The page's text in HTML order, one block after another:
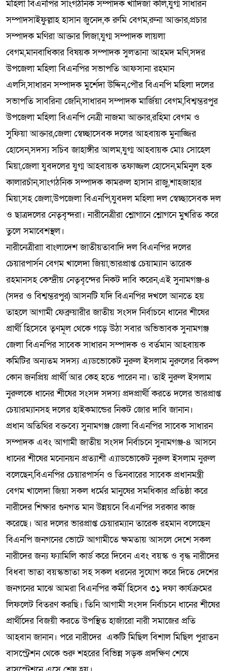
মহিলা বিএনপির সাংগঠনিক সম্পাদক খাদিজা কলি,যুগ্ম সাধারন
সম্পাদসাইফুল্লাহ হাসান জুনেদ,ক রুমি বেগম,রুনা আক্তার,প্রচার
সম্পাদক মণিরা আক্তার লিজা,যুগ্ম সম্পাদক লায়লা
বেগম,মানবাধিকার বিষয়ক সম্পাদক সুলতানা আহমদ মণি,সদর
উপজেলা মহিলা বিএনপির সভাপতি আফসানা রহমান
এলসি,সাধারন সম্পাদক মুর্শেদা উদ্দিন,পৌর বিএনপি মহিলা দলের
সভাপতি সাবরিনা জেনি,সাধারন সম্পাদক মার্জিয়া বেগম,বিশ্বম্ভরপুর
উপজেলা মহিলা বিএনপি নেত্রী নাজমা আক্তার,রহিমা বেগম ও
সুফিয়া আক্তার,জেলা স্বেচ্ছাসেবক দলের আহবায়ক মুনাজ্জির
হোসেন,সদস্য সচিব জাহাঙ্গীর আলম,যুগ্ম আহবায়ক মোঃ সোহেল
মিয়া,জেলা যুবদলের যুগ্ম আহবায়ক তফাজ্জল হোসেন,মমিনুল হক
কালারচাঁন,সাংগঠনিক সম্পাদক কামরুল হাসান রাজু,শাহজাহার
মিয়া,সহ জেলা,উপজেলা বিএনপি,যুবদল মহিলা দল স্বেচ্ছাসেবক দল
ও ছাত্রদলের নেতৃবৃন্দরা। নারীনেত্রীরা শ্লোগানে শ্লোগনে মুখরিত করে
তুলে সমাবেশস্থল।
নারীনেত্রীরাা বাংলাদেশ জাতীয়তাবাদি দল বিএনপির দলের
চেয়ারপার্সন বেগম খালেদা জিয়া,ভারপ্রাপ্ত চেয়াম্যান তারেক
রহমানসহ কেন্দ্রীয় নেতৃবৃন্দের নিকট দাবি করেন,এই সুনামগঞ্জ-৪
(সদর ও বিশ্বম্ভরপুর) আসনটি যদি বিএনপির দখলে আনতে হয়
তাহলে আগামী ফেব্রুয়ারীর জাতীয় সংসদ নির্বাচনে ধানের শীষের
প্রার্থী হিসেবে তৃণমূল থেকে গড়ে উঠা সবার অভিভাবক সুনামগঞ্জ
জেলা বিএনপির সাবেক সাধারন সম্পাদক ও বর্তমান আহবায়ক
কমিটির অন্যতম সদস্য এ্যডভোকেট নুরুল ইসলাম নুরুলের বিকল্প
কোন জনপ্রিয় প্রার্থী আর কেহ হতে পারেন না। তাই নুরুল ইসলাম
নুরুলকে ধানের শীষের সংসদ সদস্য প্রদপ্রার্থী করতে দলের ভারপ্রাপ্ত
চেয়ারম্যানসহ দলের হাইকমান্ডের নিকট জোর দাবি জানান।
প্রধান অতিথির বক্তব্যে সুনামগঞ্জ জেলা বিএনপির সাবেক সাধারন
সম্পাদক এবং আগামী জাতীয় সংসদ নির্বাচনে সুনামগঞ্জ-৪ আসনে
ধানের শীষের মনোনয়ন প্রত্যাশী এ্যাডভোকেট নুরুল ইসলাম নুরুল
বলেছেন,বিএনপির চেয়ারপার্সন ও তিনবারের সাবেক প্রধানমন্ত্রী
বেগম খালেদা জিয়া সকল ধর্মের মানুষের সমধিকার প্রতিষ্ঠা করে
নারীদের শিক্ষার গুনগত মান উন্নয়নে বিএনপির সরকার কাজ
করেছে। আর দলের ভারপ্রাপ্ত চেয়ারম্যান তারেক রহমান বলেছেন
বিএনপি জনগনের ভোটে আগামীতে ক্ষমতায় আসলে দেশে সকল
নারীদের জন্য ফ্যামিলি কার্ড করে দিবেন এবং বয়স্ক ও বৃদ্ধ নারীদের
বিধবা ভাতা বয়স্কভাতা সহ সকল ধরনের সুযোগ করে দিতে দেশের
জনগনের মাঝে আমরা বিএনপির কর্মী হিসেব ৩১ দফা কার্যক্রমের
লিফলেট বিতরণ করছি। তিনি আগামী সংসদ নির্বাচনে ধানের শীষের
প্রার্থীদের বিজয়ী করতে উপস্থিত হাজাঁরো নারী সমাজের প্রতি
আহবান জানান। পরে নারীদের একটি মিছিল বিশাল মিছিল পুরাতন
বাসস্ট্রেশন থেকে শুরু শহরের বিভিন্ন সড়ক প্রদক্ষিণ শেষে